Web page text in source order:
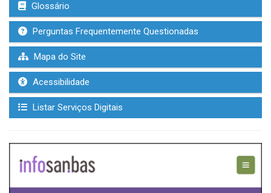
Glossário
Perguntas Frequentemente Questionadas
Mapa do Site
Acessibilidade
Listar Serviços Digitais